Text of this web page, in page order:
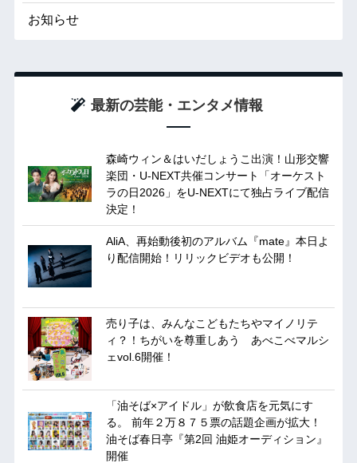
お知らせ
最新の芸能・エンタメ情報
森崎ウィン＆はいだしょうこ出演！山形交響
楽団・U-NEXT共催コンサート「オーケスト
ラの日2026」をU-NEXTにて独占ライブ配信
決定！
AliA、再始動後初のアルバム『mate』本日よ
り配信開始！リリックビデオも公開！
売り子は、みんなこどもたちやマイノリテ
ィ？！ちがいを尊重しあう あべこべマルシ
ェvol.6開催！
「油そば×アイドル」が飲食店を元気にす
る。 前年２万８７５票の話題企画が拡大！
油そば春日亭『第2回 油姫オーディション』
開催